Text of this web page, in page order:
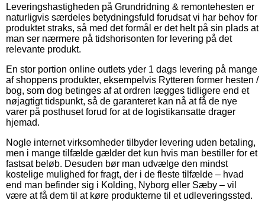
Leveringshastigheden på Grundridning & remontehesten er
naturligvis særdeles betydningsfuld forudsat vi har behov for
produktet straks, så med det formål er det helt på sin plads at
man ser nærmere på tidshorisonten for levering på det
relevante produkt.
En stor portion online outlets yder 1 dags levering på mange
af shoppens produkter, eksempelvis Rytteren former hesten /
bog, som dog betinges af at ordren lægges tidligere end et
nøjagtigt tidspunkt, så de garanteret kan nå at få de nye
varer på posthuset forud for at de logistikansatte drager
hjemad.
Nogle internet virksomheder tilbyder levering uden betaling,
men i mange tilfælde gælder det kun hvis man bestiller for et
fastsat beløb. Desuden bør man udvælge den mindst
kostelige mulighed for fragt, der i de fleste tilfælde – hvad
end man befinder sig i Kolding, Nyborg eller Sæby – vil
være at få dem til at køre produkterne til et udleveringssted.